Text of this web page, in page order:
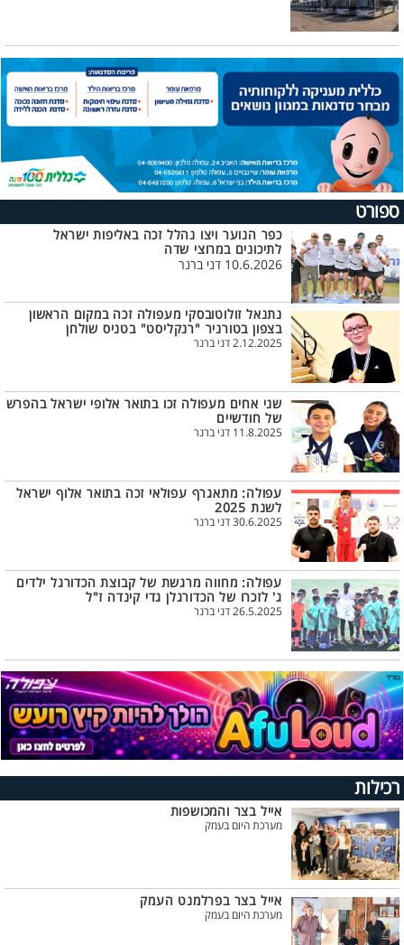
ספורט
כפר הנוער ויצו נהלל זכה באליפות ישראל
לתיכונים במרוצי שדה
10.6.2026 דני ברנר
נתנאל זולוטובסקי מעפולה זכה במקום הראשון
בצפון בטורניר "רנקליסט" בטניס שולחן
2.12.2025 דני ברנר
שני אחים מעפולה זכו בתואר אלופי ישראל בהפרש
של חודשיים
11.8.2025 דני ברנר
עפולה: מתאגרף עפולאי זכה בתואר אלוף ישראל
לשנת 2025
30.6.2025 דני ברנר
עפולה: מחווה מרגשת של קבוצת הכדורגל ילדים
ג' לזכרו של הכדורגלן גדי קינדה ז"ל
26.5.2025 דני ברנר
רכילות
אייל בצר והמכושפות
מערכת היום בעמק
אייל בצר בפרלמנט העמק
מערכת היום בעמק